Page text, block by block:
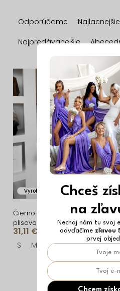
a
d
n
e
p
r
o
d
u
k
t
o
v
Odporúčame Najlacnejšie
Najpredávanejšie
V
ý
p
i
s
r
o
d
u
k
Vyrobené v EÚ
Čierno-vínové kárované
plisované krátke šaty
CEVRIN
31,11 €
S M
O
v
Chceš
na
Nechaj nám tu svoj
odvďačíme zľavou
prvej